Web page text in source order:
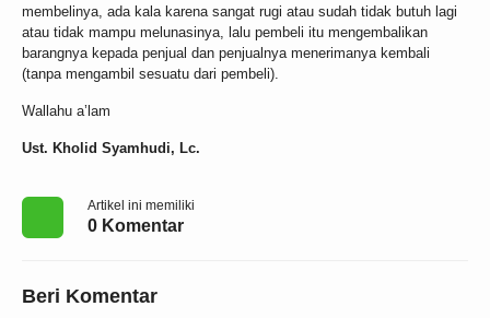
membelinya, ada kala karena sangat rugi atau sudah tidak butuh lagi
atau tidak mampu melunasinya, lalu pembeli itu mengembalikan
barangnya kepada penjual dan penjualnya menerimanya kembali
(tanpa mengambil sesuatu dari pembeli).
Wallahu a’lam
Ust. Kholid Syamhudi, Lc.
Artikel ini memiliki
0 Komentar
Beri Komentar